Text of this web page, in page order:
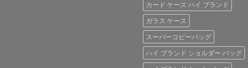
カード ケース ハイ ブランド
ガラス ケース
スーパーコピーバッグ
ハイ ブランド ショルダー バッグ